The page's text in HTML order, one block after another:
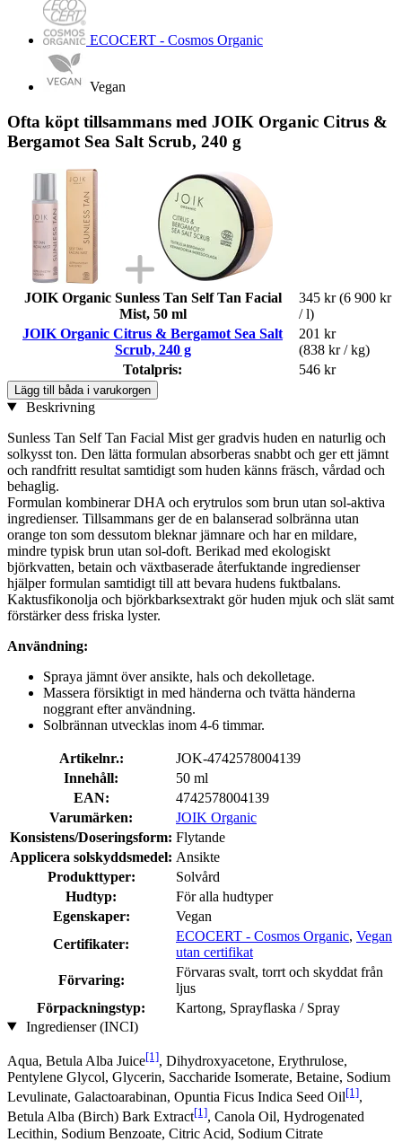
ECOCERT - Cosmos Organic
Vegan
Ofta köpt tillsammans med JOIK Organic Citrus &
Bergamot Sea Salt Scrub, 240 g
JOIK Organic Sunless Tan Self Tan Facial
Mist, 50 ml
345 kr (6 900 kr
/ l)
JOIK Organic Citrus & Bergamot Sea Salt
Scrub, 240 g
201 kr
(838 kr / kg)
Totalpris:
546 kr
Lägg till båda i varukorgen
Beskrivning
Sunless Tan Self Tan Facial Mist ger gradvis huden en naturlig och
solkysst ton. Den lätta formulan absorberas snabbt och ger ett jämnt
och randfritt resultat samtidigt som huden känns fräsch, vårdad och
behaglig.
Formulan kombinerar DHA och erytrulos som brun utan sol-aktiva
ingredienser. Tillsammans ger de en balanserad solbränna utan
orange ton som dessutom bleknar jämnare och har en mildare,
mindre typisk brun utan sol-doft. Berikad med ekologiskt
björkvatten, betain och växtbaserade återfuktande ingredienser
hjälper formulan samtidigt till att bevara hudens fuktbalans.
Kaktusfikonolja och björkbarksextrakt gör huden mjuk och slät samt
förstärker dess friska lyster.
Användning:
Spraya jämnt över ansikte, hals och dekolletage.
Massera försiktigt in med händerna och tvätta händerna
noggrant efter användning.
Solbrännan utvecklas inom 4-6 timmar.
Artikelnr.:
JOK-4742578004139
Innehåll:
50 ml
EAN:
4742578004139
Varumärken:
JOIK Organic
Konsistens/Doseringsform: Flytande
Applicera solskyddsmedel: Ansikte
Produkttyper:
Solvård
Hudtyp:
För alla hudtyper
Egenskaper:
Vegan
Certifikater:
ECOCERT - Cosmos Organic, Vegan
utan certifikat
Förvaring:
Förvaras svalt, torrt och skyddat från
ljus
Förpackningstyp:
Kartong, Sprayflaska / Spray
Ingredienser (INCI)
Aqua, Betula Alba Juice[1], Dihydroxyacetone, Erythrulose,
Pentylene Glycol, Glycerin, Saccharide Isomerate, Betaine, Sodium
Levulinate, Galactoarabinan, Opuntia Ficus Indica Seed Oil[1],
Betula Alba (Birch) Bark Extract[1], Canola Oil, Hydrogenated
Lecithin, Sodium Benzoate, Citric Acid, Sodium Citrate